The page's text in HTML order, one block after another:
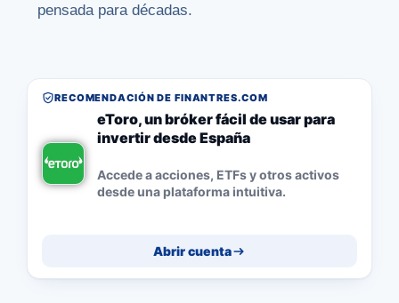
pensada para décadas.
RECOMENDACIÓN DE FINANTRES.COM
eToro, un bróker fácil de usar para
invertir desde España
Accede a acciones, ETFs y otros activos
desde una plataforma intuitiva.
Abrir cuenta